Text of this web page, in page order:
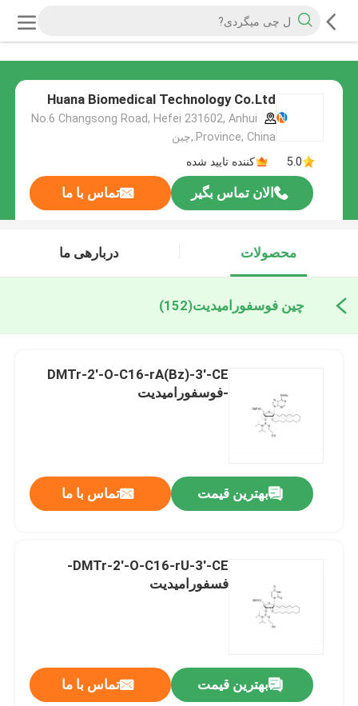
Huana Biomedical Technology Co.Ltd
No.6 Changsong Road, Hefei 231602, Anhui
Province, China.,چین
5.0
کننده تایید شده
الان تماس بگیر تماس با ما
محصولات دربارهی ما
چین فوسفورامیدیت(152)
DMTr-2'-O-C16-rA(Bz)-3'-CE
-فوسفورامیدیت
بهترین قیمت تماس با ما
DMTr-2'-O-C16-rU-3'-CE-
فسفورامیدیت
بهترین قیمت تماس با ما